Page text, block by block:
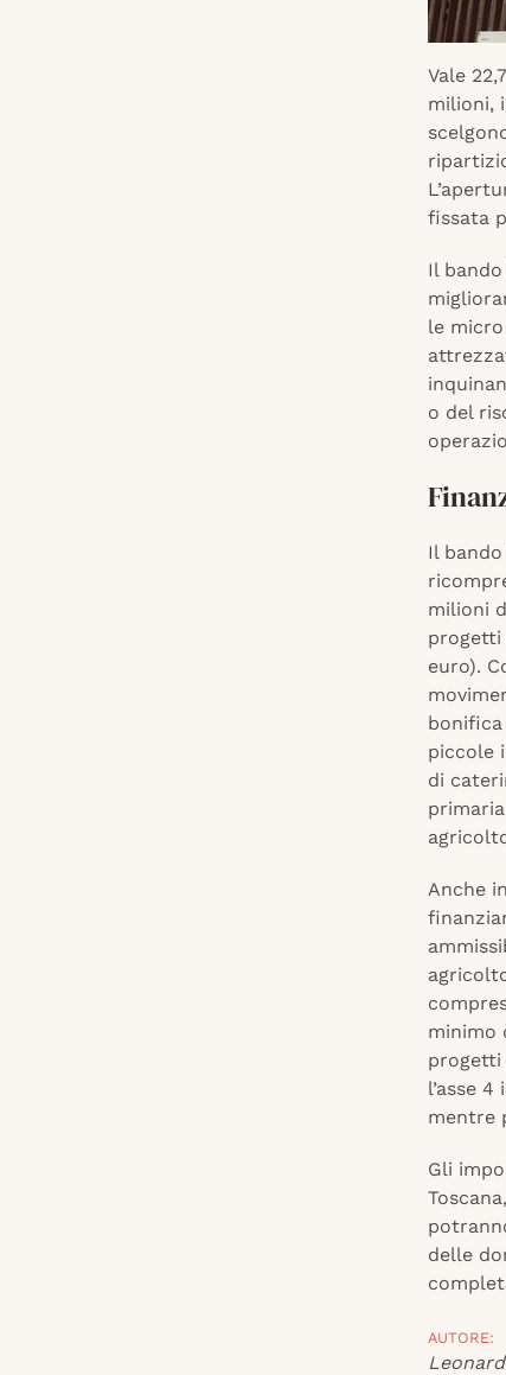
Vale
milioni,
fissata
Il
le
o del
Il
milioni
progetti
euro).
bonifica
piccole
di
Anche
minimo
progetti
l’asse
mentre
Gli
delle
AUTORE: